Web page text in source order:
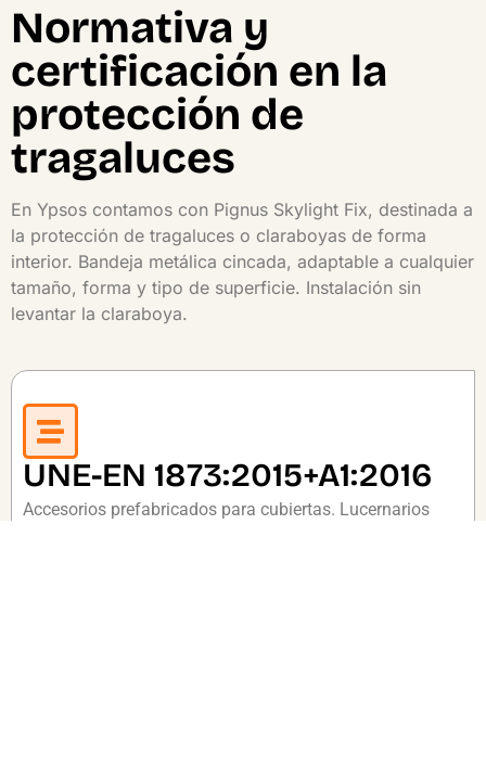
Normativa y
certificación en la
protección de
tragaluces
En Ypsos contamos con Pignus Skylight Fix, destinada a
la protección de tragaluces o claraboyas de forma
interior. Bandeja metálica cincada, adaptable a cualquier
tamaño, forma y tipo de superficie. Instalación sin
levantar la claraboya.
UNE-EN 1873:2015+A1:2016
Accesorios prefabricados para cubiertas. Lucernarios